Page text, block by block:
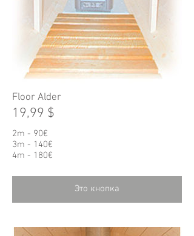
Floor Alder
19,99 $
2m - 90€
3m - 140€
4m - 180€
Это кнопка